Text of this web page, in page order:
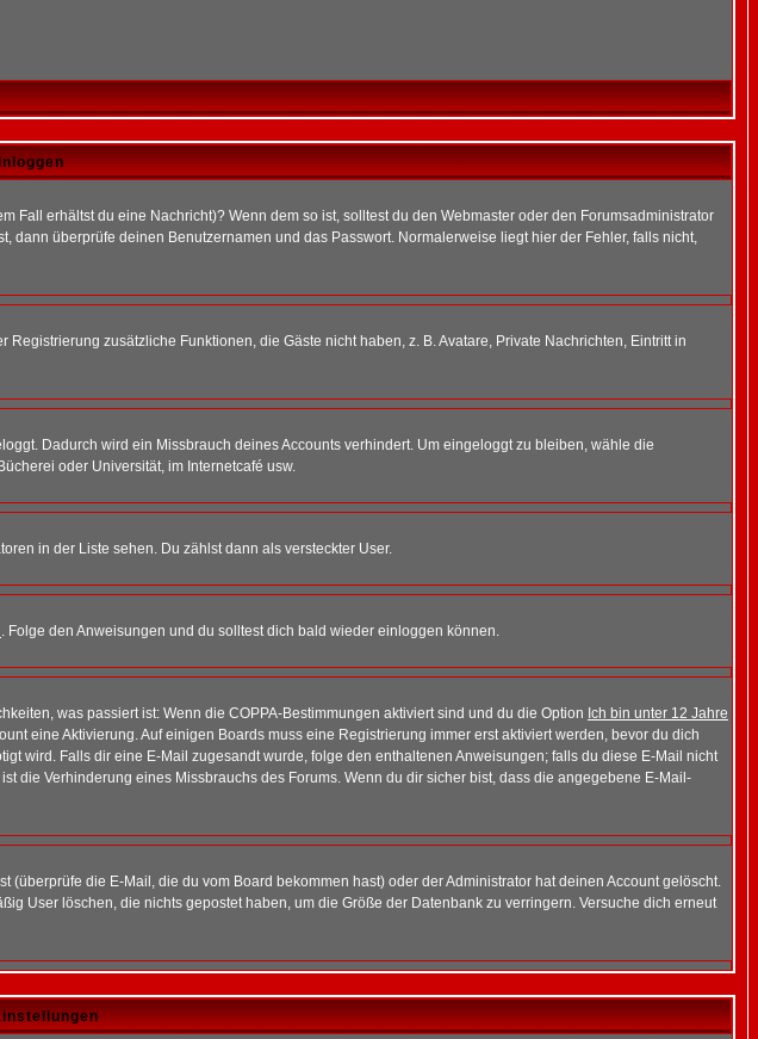
Fall erhältst du eine Nachricht)? Wenn dem so ist, solltest du den Webmaster oder den Forumsadministrator
überprüfe deinen Benutzernamen und das Passwort. Normalerweise liegt hier der Fehler, falls nicht,
zusätzliche Funktionen, die Gäste nicht haben, z. B. Avatare, Private Nachrichten, Eintritt in
Dadurch wird ein Missbrauch deines Accounts verhindert. Um eingeloggt zu bleiben, wähle die
oder Universität, im Internetcafé usw.
in der Liste sehen. Du zählst dann als versteckter User.
. Folge den Anweisungen und du solltest dich bald wieder einloggen können.
was passiert ist: Wenn die COPPA-Bestimmungen aktiviert sind und du die Option Ich bin unter 12 Jahre
eine Aktivierung. Auf einigen Boards muss eine Registrierung immer erst aktiviert werden, bevor du dich
wird. Falls dir eine E-Mail zugesandt wurde, folge den enthaltenen Anweisungen; falls du diese E-Mail nicht
die Verhinderung eines Missbrauchs des Forums. Wenn du dir sicher bist, dass die angegebene E-Mail-
die E-Mail, die du vom Board bekommen hast) oder der Administrator hat deinen Account gelöscht.
User löschen, die nichts gepostet haben, um die Größe der Datenbank zu verringern. Versuche dich erneut